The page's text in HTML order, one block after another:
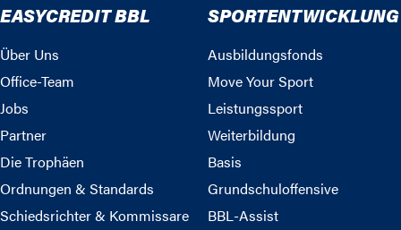
EASYCREDIT BBL
Über Uns
Office-Team
Jobs
Partner
Die Trophäen
Ordnungen & Standards
Schiedsrichter & Kommissare
SPORTENTWICKLUNG
Ausbildungsfonds
Move Your Sport
Leistungssport
Weiterbildung
Basis
Grundschuloffensive
BBL-Assist